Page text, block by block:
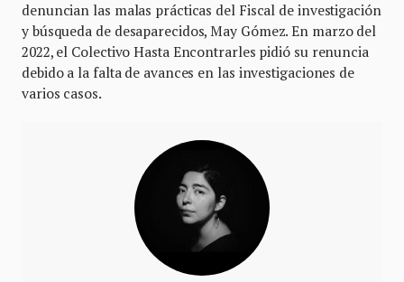
denuncian las malas prácticas del Fiscal de investigación
y búsqueda de desaparecidos, May Gómez. En marzo del
2022, el Colectivo Hasta Encontrarles pidió su renuncia
debido a la falta de avances en las investigaciones de
varios casos.